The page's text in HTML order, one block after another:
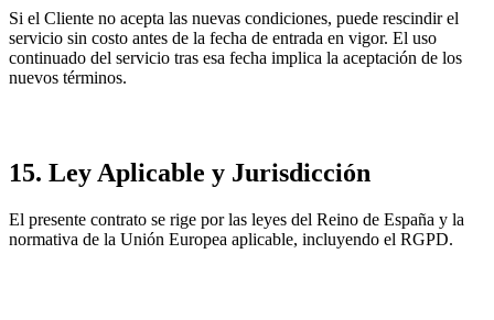
Si el Cliente no acepta las nuevas condiciones, puede rescindir el
servicio sin costo antes de la fecha de entrada en vigor. El uso
continuado del servicio tras esa fecha implica la aceptación de los
nuevos términos.
15. Ley Aplicable y Jurisdicción
El presente contrato se rige por las leyes del Reino de España y la
normativa de la Unión Europea aplicable, incluyendo el RGPD.